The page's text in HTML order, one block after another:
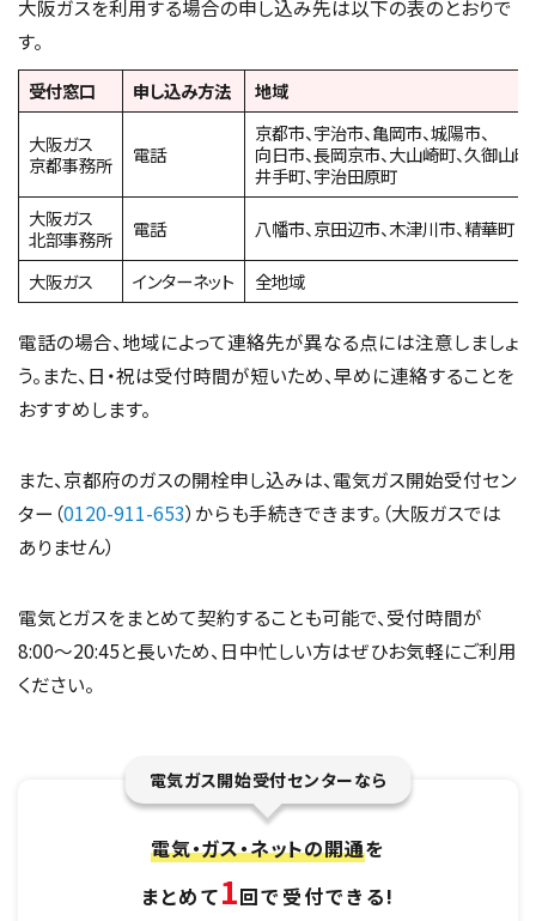
大阪ガスを利用する場合の申し込み先は以下の表のとおりで
す。
受付窓口 申し込み方法 地域
大阪ガス
京都事務所
電話
京都市、宇治市、亀岡市、城陽市、
向日市、長岡京市、大山崎町、久御山町
井手町、宇治田原町
大阪ガス
北部事務所
電話 八幡市、京田辺市、木津川市、精華町
大阪ガス インターネット 全地域
電話の場合、地域によって連絡先が異なる点には注意しましょ
う。また、日・祝は受付時間が短いため、早めに連絡することを
おすすめします。
また、京都府のガスの開栓申し込みは、電気ガス開始受付セン
ター（0120-911-653）からも手続きできます。（大阪ガスでは
ありません）
電気とガスをまとめて契約することも可能で、受付時間が
8:00〜20:45と長いため、日中忙しい方はぜひお気軽にご利用
ください。
電気ガス開始受付センターなら
電気・ガス・ネットの開通を
まとめて1回で受付できる!